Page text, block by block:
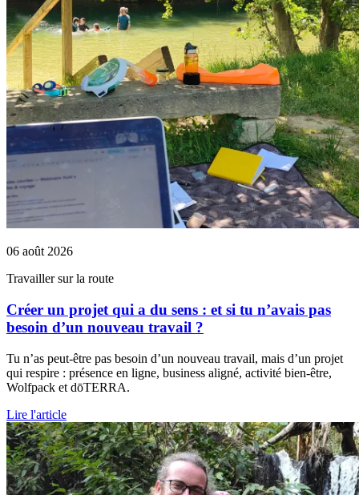
06 août 2026
Travailler sur la route
Créer un projet qui a du sens : et si tu n’avais pas
besoin d’un nouveau travail ?
Tu n’as peut-être pas besoin d’un nouveau travail, mais d’un projet
qui respire : présence en ligne, business aligné, activité bien-être,
Wolfpack et dōTERRA.
Lire l'article